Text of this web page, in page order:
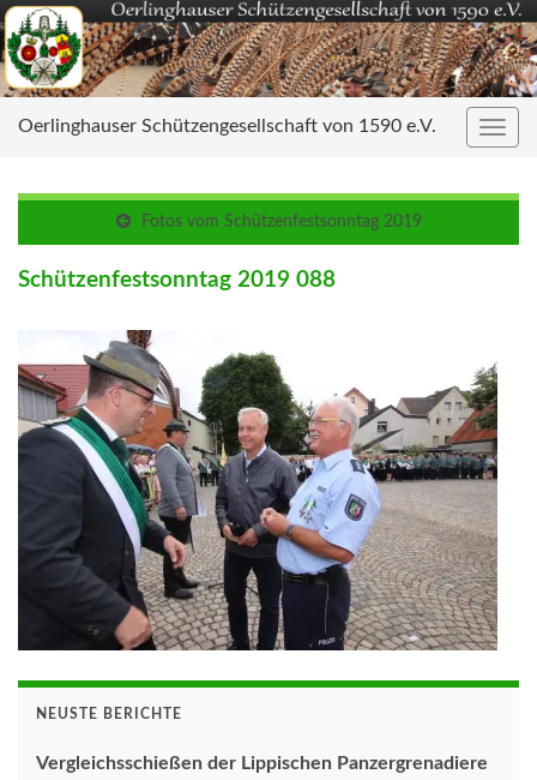
Oerlinghauser Schützengesellschaft von 1590 e.V.
Fotos vom Schützenfestsonntag 2019
Schützenfestsonntag 2019 088
NEUSTE BERICHTE
Vergleichsschießen der Lippischen Panzergrenadiere